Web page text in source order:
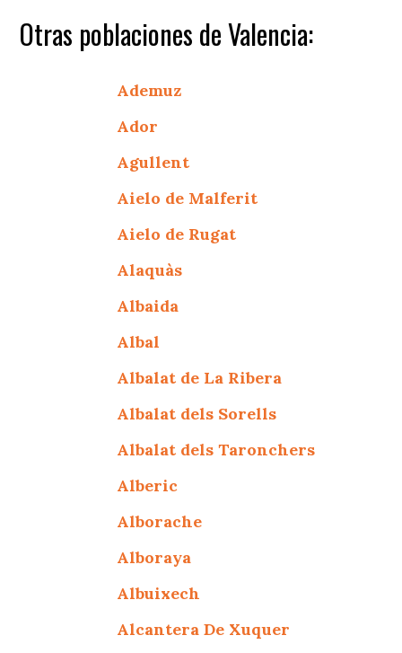
Otras poblaciones de Valencia:
Ademuz
Ador
Agullent
Aielo de Malferit
Aielo de Rugat
Alaquàs
Albaida
Albal
Albalat de La Ribera
Albalat dels Sorells
Albalat dels Taronchers
Alberic
Alborache
Alboraya
Albuixech
Alcantera De Xuquer